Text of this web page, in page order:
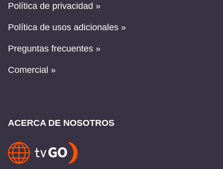
Política de privacidad »
Política de usos adicionales »
Preguntas frecuentes »
Comercial »
ACERCA DE NOSOTROS